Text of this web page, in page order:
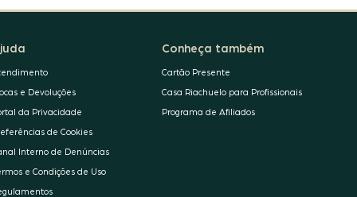
e Devoluções
da Privacidade
de Cookies
Interno de Denúncias
e Condições de Uso
Conheça também
Cartão Presente
Casa Riachuelo para Profissionais
Programa de Afiliados